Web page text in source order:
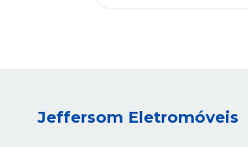
Jeffersom Eletromóveis